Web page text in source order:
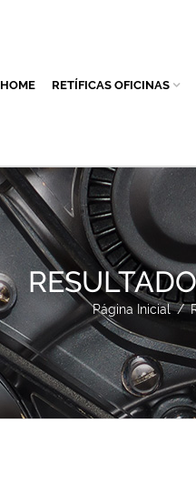
HOME RETÍFICAS OFICINAS
Página Inicial /